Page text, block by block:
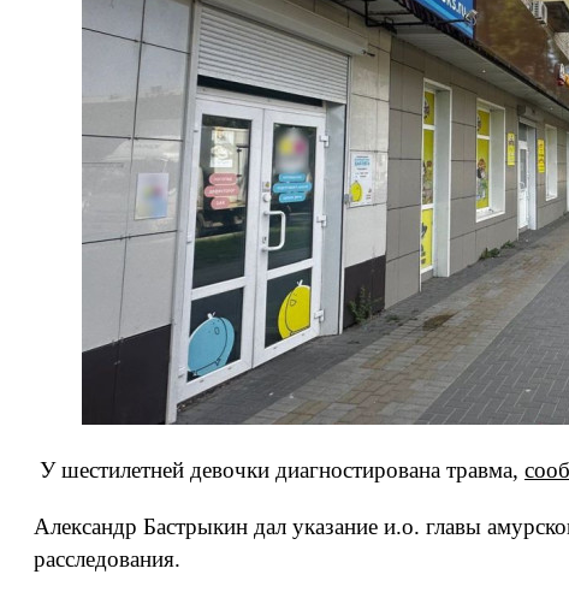
У шестилетней девочки диагностирована травма,
Александр Бастрыкин дал указание и.о. главы
расследования.